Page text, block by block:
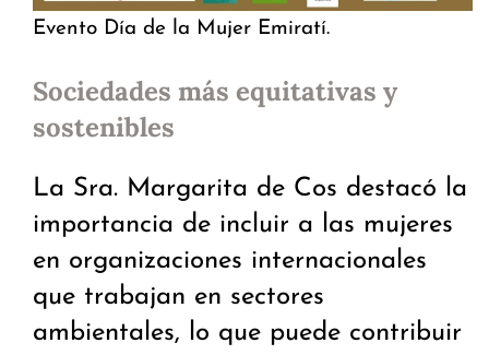
Evento Día de la Mujer Emiratí.
Sociedades más equitativas y
sostenibles
La Sra. Margarita de Cos destacó la
importancia de incluir a las mujeres
en organizaciones internacionales
que trabajan en sectores
ambientales, lo que puede contribuir